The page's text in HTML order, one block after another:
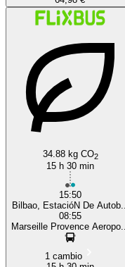
34.88 kg CO2
15 h 30 min
15:50
Bilbao, EstacióN De Autob...
08:55
Marseille Provence Aeropo...
1 cambio